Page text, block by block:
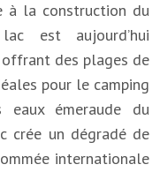
à la construction du
est aujourd’hui
des plages de
pour le camping
émeraude du
crée un dégradé de
internationale